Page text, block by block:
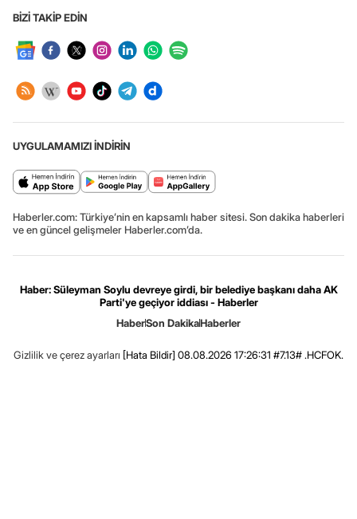
BİZİ TAKİP EDİN
UYGULAMAMIZI İNDİRİN
Haberler.com: Türkiye’nin en kapsamlı haber sitesi. Son dakika haberleri
ve en güncel gelişmeler Haberler.com’da.
Haber: Süleyman Soylu devreye girdi, bir belediye başkanı daha AK
Parti'ye geçiyor iddiası - Haberler
HaberSon DakikaHaberler
Gizlilik ve çerez ayarları [Hata Bildir] 08.08.2026 17:26:31 #7.13# .HCFOK.